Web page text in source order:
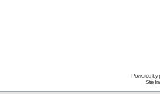
Powered by
Site